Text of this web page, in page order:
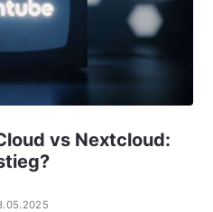
vs Nextcloud: